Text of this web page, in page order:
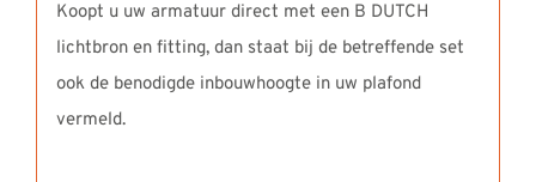
Koopt u uw armatuur direct met een B DUTCH
lichtbron en fitting, dan staat bij de betreffende set
ook de benodigde inbouwhoogte in uw plafond
vermeld.